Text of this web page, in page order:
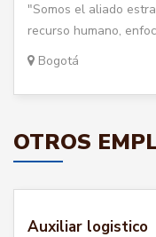
"Somos el aliado
recurso humano,
Bogotá
OTROS
Auxiliar logistico